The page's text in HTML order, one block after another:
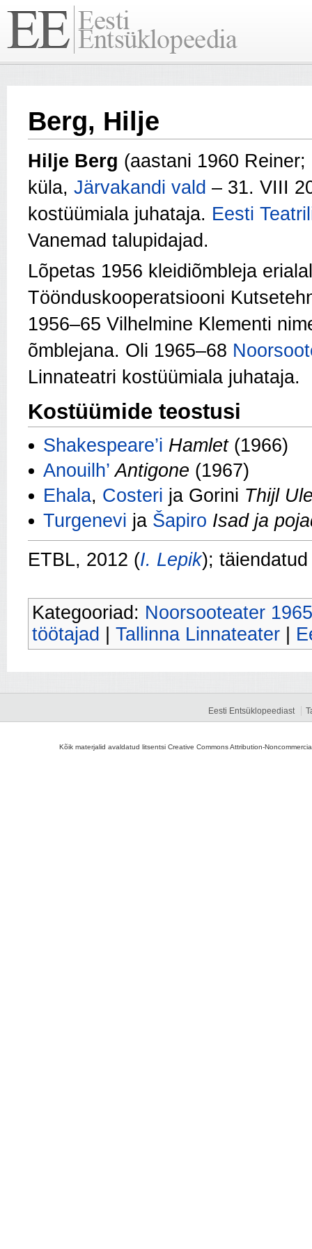
Berg, Hilje
Hilje Berg (aastani 1960
küla, Järvakandi vald – 31. VIII
kostüümiala juhataja. Eesti
Vanemad talupidajad.
Lõpetas 1956 kleidiõmbleja
Töönduskooperatsiooni
1956–65 Vilhelmine Klementi
õmblejana. Oli 1965–68
Linnateatri kostüümiala juhataja.
Kostüümide teostusi
Shakespeare’i Hamlet(1966)
Anouilh’ Antigone (1967)
Ehala, Costeri ja Gorini Thijl
Turgenevi ja Šapiro Isad ja
ETBL, 2012 (I. Lepik);
Kategooriad: Noorsooteater
töötajad
Tallinna Linnateater
Eesti Entsüklopeediast
Kõik materjalid avaldatud litsentsi Creative Commons Attribution-